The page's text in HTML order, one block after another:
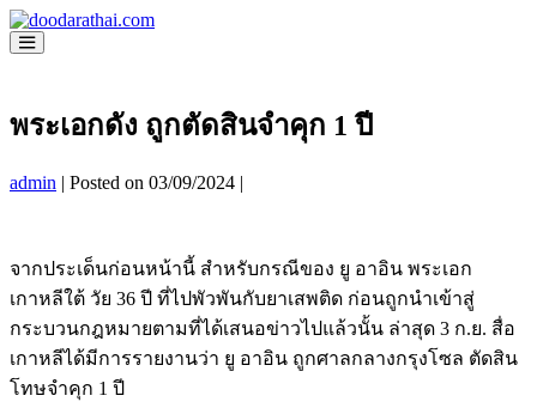
Skip
to
Menu
พระเอกดัง ถูกตัดสินจำคุก 1 ปี
admin | Posted on 03/09/2024 |
จากประเด็นก่อนหน้านี้ สำหรับกรณีของ ยู อาอิน พระเอก
เกาหลีใต้ วัย 36 ปี ที่ไปพัวพันกับยาเสพติด ก่อนถูกนำเข้าสู่
กระบวนกฎหมายตามที่ได้เสนอข่าวไปแล้วนั้น ล่าสุด 3 ก.ย. สื่อ
เกาหลีได้มีการรายงานว่า ยู อาอิน ถูกศาลกลางกรุงโซล ตัดสิน
โทษจำคุก 1 ปี